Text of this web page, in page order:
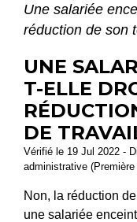
Une salariée
réduction de son
UNE
T-ELLE
DE
Vérifié le 19 Jul 2022 -
administrative
Non, la réduction
une salariée